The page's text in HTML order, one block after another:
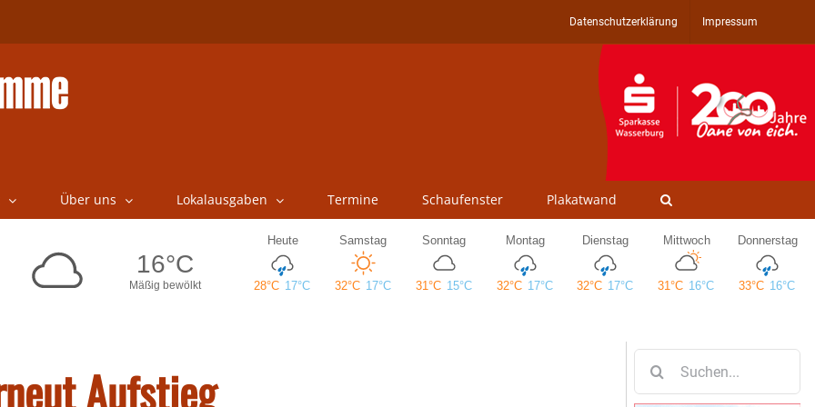
Datenschutzerklärung Impressum
Über uns Lokalausgaben Termine Schaufenster Plakatwand
Aufstieg
nach: